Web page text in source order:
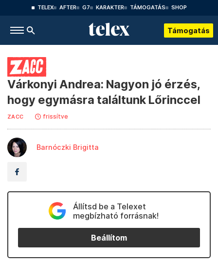
TELEX AFTER G7 KARAKTER TÁMOGATÁS SHOP
Támogatás
Várkonyi Andrea: Nagyon jó érzés,
hogy egymásra találtunk Lőrinccel
ZACC frissítve
Barnóczki Brigitta
Állítsd be a Telexet
megbízható forrásnak!
Beállítom